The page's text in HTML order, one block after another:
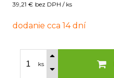
39,21 € bez DPH / ks
dodanie cca 14 dní
ks